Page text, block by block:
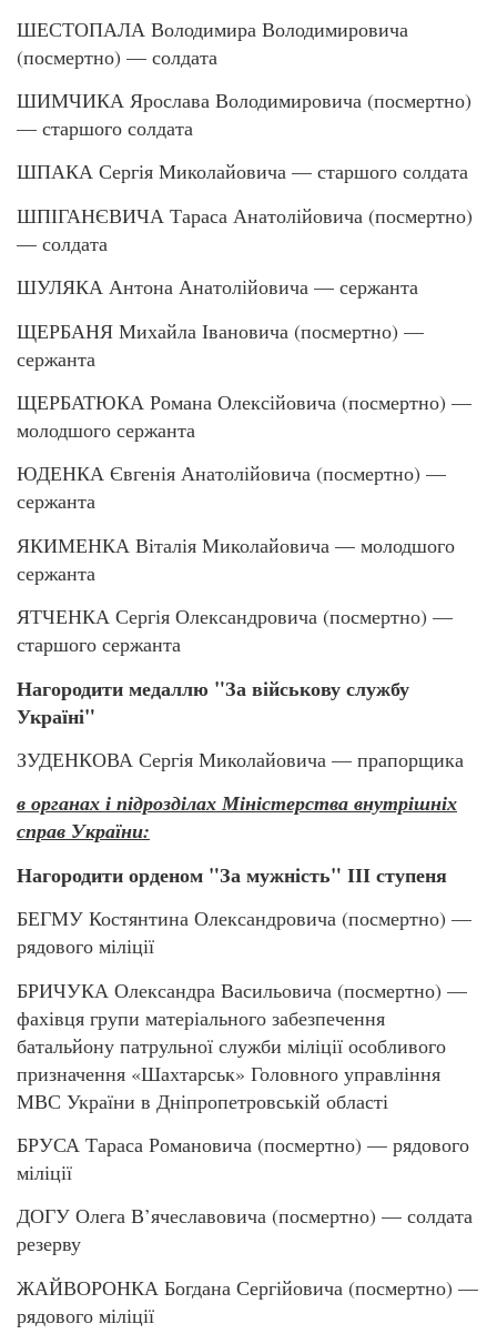
ШЕСТОПАЛА Володимира Володимировича
(посмертно) — солдата
ШИМЧИКА Ярослава Володимировича (посмертно)
— старшого солдата
ШПАКА Сергія Миколайовича — старшого солдата
ШПІГАНЄВИЧА Тараса Анатолійовича (посмертно)
— солдата
ШУЛЯКА Антона Анатолійовича — сержанта
ЩЕРБАНЯ Михайла Івановича (посмертно) —
сержанта
ЩЕРБАТЮКА Романа Олексійовича (посмертно) —
молодшого сержанта
ЮДЕНКА Євгенія Анатолійовича (посмертно) —
сержанта
ЯКИМЕНКА Віталія Миколайовича — молодшого
сержанта
ЯТЧЕНКА Сергія Олександровича (посмертно) —
старшого сержанта
Нагородити медаллю "За військову службу
Україні"
ЗУДЕНКОВА Сергія Миколайовича — прапорщика
в органах і підрозділах Міністерства внутрішніх
справ України:
Нагородити орденом "За мужність" ІІІ ступеня
БЕГМУ Костянтина Олександровича (посмертно) —
рядового міліції
БРИЧУКА Олександра Васильовича (посмертно) —
фахівця групи матеріального забезпечення
батальйону патрульної служби міліції особливого
призначення «Шахтарськ» Головного управління
МВС України в Дніпропетровській області
БРУСА Тараса Романовича (посмертно) — рядового
міліції
ДОГУ Олега В’ячеславовича (посмертно) — солдата
резерву
ЖАЙВОРОНКА Богдана Сергійовича (посмертно) —
рядового міліції